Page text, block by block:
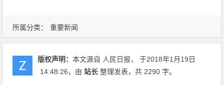
所属分类： 重要新闻
版权声明：本文源自 人民日报， 于2018年1月19日
14:48:26，由站长 整理发表，共 2290 字。